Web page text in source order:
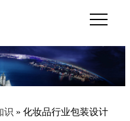
识 » 化妆品行业包装设计